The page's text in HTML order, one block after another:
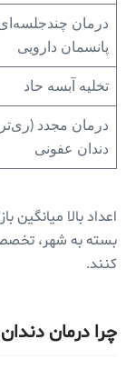
درمان چندجلسه‌ای
پانسمان دارویی
تخلیه آبسه حاد
درمان مجدد
دندان عفونی
بسته به شهر،
کنند.
چرا درمان